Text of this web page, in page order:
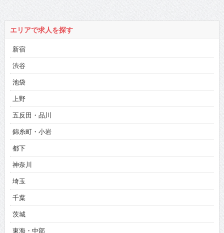
エリアで求人を探す
新宿
渋谷
池袋
上野
五反田・品川
錦糸町・小岩
都下
神奈川
埼玉
千葉
茨城
東海・中部